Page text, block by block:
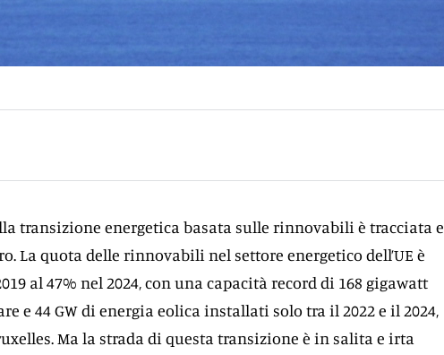
transizione energetica basata sulle rinnovabili è tracciata e
La quota delle rinnovabili nel settore energetico dell’UE è
al 47% nel 2024, con una capacità record di 168 gigawatt
e 44 GW di energia eolica installati solo tra il 2022 e il 2024,
Ma la strada di questa transizione è in salita e irta